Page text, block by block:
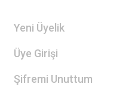
Yeni Üyelik
Üye Girişi
Şifremi Unuttum